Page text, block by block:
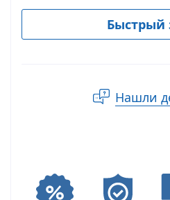
Быстрый
Нашли